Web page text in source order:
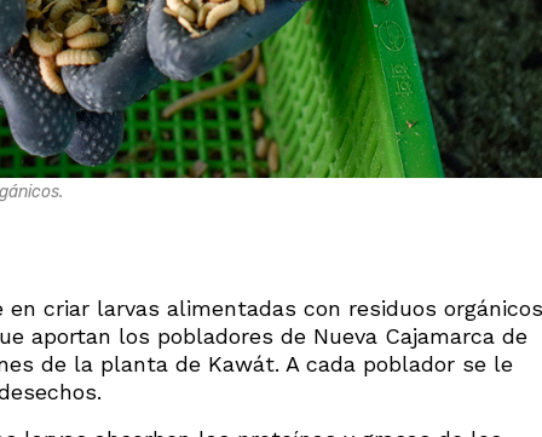
criar larvas alimentadas con residuos orgánicos
aportan los pobladores de Nueva Cajamarca de
de la planta de Kawát. A cada poblador se le